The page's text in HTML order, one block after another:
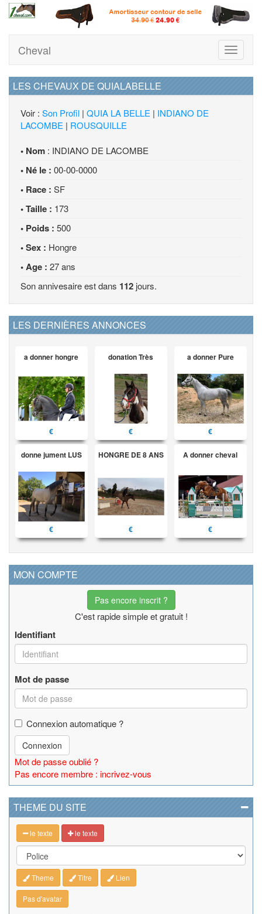
Toggle
Cheval
LES CHEVAUX DE QUIALABELLE
Voir : Son Profil | QUIA LA BELLE | INDIANO DE
LACOMBE | ROUSQUILLE
• Nom : INDIANO DE LACOMBE
• Né le : 00-00-0000
• Race : SF
• Taille : 173
• Poids : 500
• Sex : Hongre
• Age : 27 ans
Son annivesaire est dans 112 jours.
LES DERNIÈRES ANNONCES
a donner hongre
€
donation Très
€
a donner Pure
€
donne jument LUS
€
HONGRE DE 8 ANS
€
A donner cheval
€
MON COMPTE
Pas encore inscrit ?
C'est rapide simple et gratuit !
Identifiant
Mot de passe
Connexion automatique ?
Connexion
Mot de passe oublié ?
Pas encore membre : incrivez-vous
THEME DU SITE
le texte le texte
Theme Titre Lien
Pas d'avatar